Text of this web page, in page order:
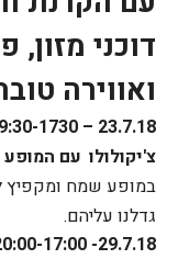
דוכני מזון,
ואווירה
23.7.18 –
1730
צ'יקולולו עם
במופע שמח ומקפיץ
גדלנו עליהם.
29.7.18-
17:00